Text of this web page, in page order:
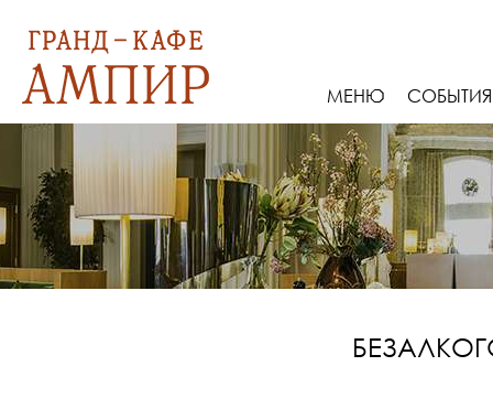
МЕНЮ СОБЫТИЯ